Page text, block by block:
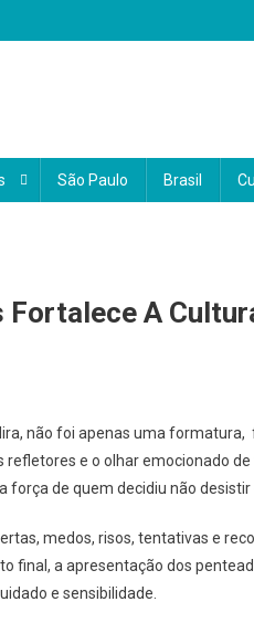
da nossa comunidade.
São Paulo Brasil
Fortalece A
não foi apenas uma
e o olhar emocionado
força de quem decidiu não desistir
medos, risos, tentativas e
final, a apresentação dos
e sensibilidade.